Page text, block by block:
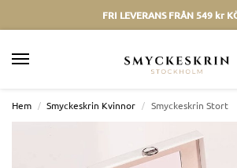
FRI LEVERANS FRÅN 549 kr
Hem / Smyckeskrin Kvinnor / Smyckeskrin Stort